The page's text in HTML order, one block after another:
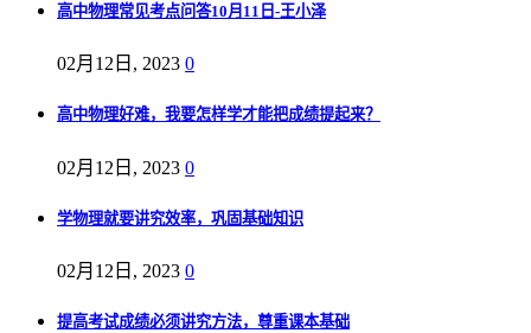
高中物理常见考点问答10月11日-王小泽
02月12日, 2023 0
高中物理好难，我要怎样学才能把成绩提起来？
02月12日, 2023 0
学物理就要讲究效率，巩固基础知识
02月12日, 2023 0
提高考试成绩必须讲究方法，尊重课本基础